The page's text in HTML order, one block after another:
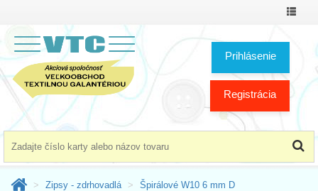
Prepnúť
Prihlásenie
Registrácia
Zipsy - zdrhovadlá
Špirálové W10 6 mm D